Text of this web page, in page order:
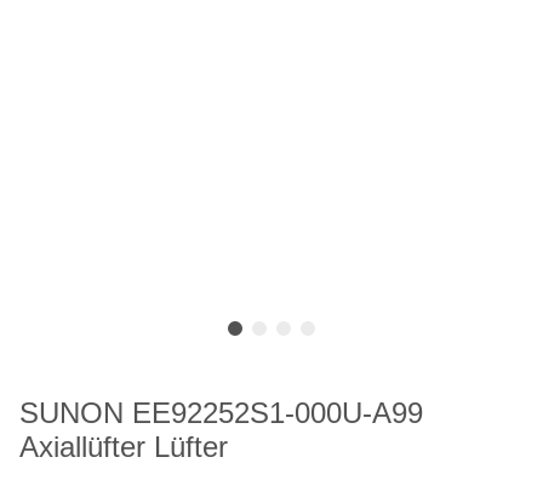
SUNON EE92252S1-000U-A99
Axiallüfter Lüfter